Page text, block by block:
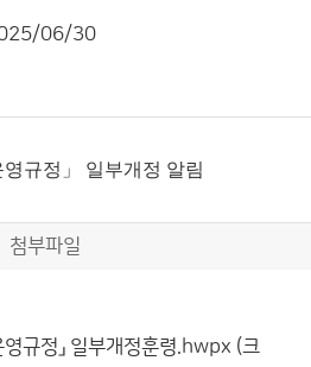
06/30
영규정」 일부개정 알림
첨부파일
영규정」 일부개정훈령.hwpx (크